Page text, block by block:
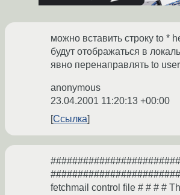
можно вставить строку to *
будут отображаться в
явно перенаправлять to
anonymous
23.04.2001 11:20:13 +00:00
Ссылка
fetchmail control file # # # #